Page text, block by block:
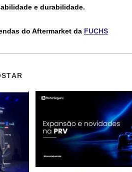
e durabilidade.
do Aftermarket da FUCHS